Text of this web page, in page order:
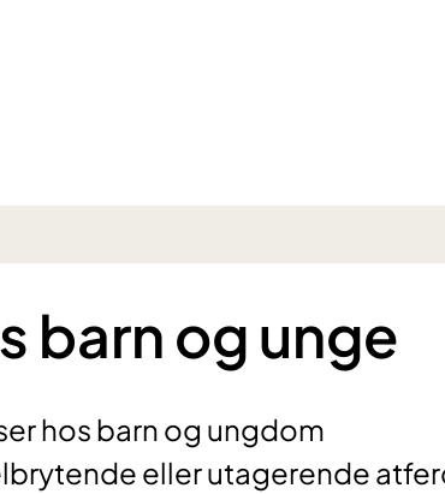
barn og unge
hos barn og ungdom
eller utagerende